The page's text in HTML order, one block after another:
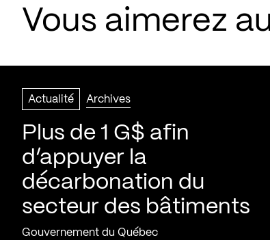
Vous aimerez
Actualité Archives
Plus de 1 G$ afin
d’appuyer la
décarbonation du
secteur des bâtiments
Gouvernement du Québec